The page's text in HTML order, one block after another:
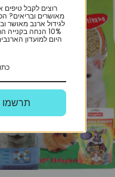
רוצים לקבל טיפים
מאושרים ובריאים?
לגידול ארנב מאושר
10% הנחה
היום למועדון
!תרשמו